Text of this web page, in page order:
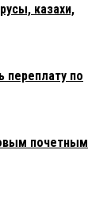
казахи,
переплату по
почетным